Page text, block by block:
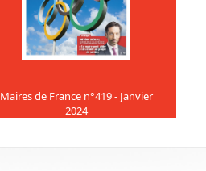
Maires de France n°419 - Janvier
2024